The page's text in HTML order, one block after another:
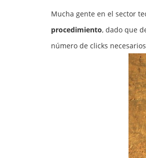
Mucha gente en el sector
procedimiento, dado que
número de clicks